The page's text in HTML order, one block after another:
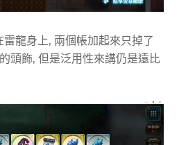
龍身上, 兩個帳加起來只掉了
頭飾, 但是泛用性來講仍是遠比